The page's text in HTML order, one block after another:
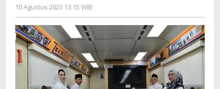
Api
Inspeksi
10 Agustus 2023 13:15 WIB
Azka